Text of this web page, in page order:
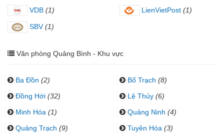
VDB (1) LienVietPost (1)
SBV (1)
Văn phòng Quảng Bình - Khu vực
Ba Đồn (2) Bố Trạch (8)
Đồng Hới (32) Lệ Thủy (6)
Minh Hóa (1) Quảng Ninh (4)
Quảng Trạch (9) Tuyên Hóa (3)